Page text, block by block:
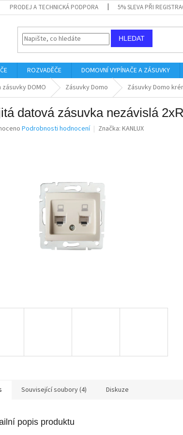
PRODEJ A TECHNICKÁ PODPORA 5% SLEVA PŘI
HLEDAT
ROZVADĚČE DOMOVNÍ VYPÍNAČE A ZÁSUVKY
zásuvky DOMO Zásuvky Domo Zásuvky Domo
datová zásuvka nezávislá
Podrobnosti hodnocení Značka: KANLUX
Související soubory (4) Diskuze
popis produktu